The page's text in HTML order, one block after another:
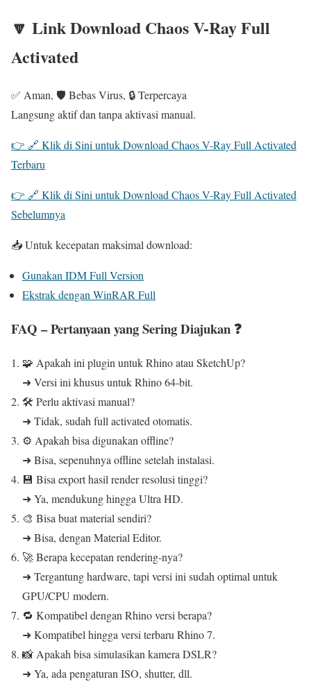
🔽 Link Download Chaos V-Ray Full
Activated
✅ Aman, 🛡️ Bebas Virus, 🔒 Terpercaya
Langsung aktif dan tanpa aktivasi manual.
👉 🔗 Klik di Sini untuk Download Chaos V-Ray Full Activated
Terbaru
👉 🔗 Klik di Sini untuk Download Chaos V-Ray Full Activated
Sebelumnya
📥 Untuk kecepatan maksimal download:
Gunakan IDM Full Version
Ekstrak dengan WinRAR Full
FAQ – Pertanyaan yang Sering Diajukan ❓
🧩 Apakah ini plugin untuk Rhino atau SketchUp?
➜ Versi ini khusus untuk Rhino 64-bit.
🛠️ Perlu aktivasi manual?
➜ Tidak, sudah full activated otomatis.
⚙️ Apakah bisa digunakan offline?
➜ Bisa, sepenuhnya offline setelah instalasi.
💾 Bisa export hasil render resolusi tinggi?
➜ Ya, mendukung hingga Ultra HD.
🎨 Bisa buat material sendiri?
➜ Bisa, dengan Material Editor.
🚀 Berapa kecepatan rendering-nya?
➜ Tergantung hardware, tapi versi ini sudah optimal untuk
GPU/CPU modern.
🔁 Kompatibel dengan Rhino versi berapa?
➜ Kompatibel hingga versi terbaru Rhino 7.
📸 Apakah bisa simulasikan kamera DSLR?
➜ Ya, ada pengaturan ISO, shutter, dll.